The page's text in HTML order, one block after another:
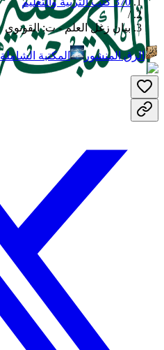
/
بيان زغل العلم - ت: القونوي
الرق المنشور المكتبة الشاملة